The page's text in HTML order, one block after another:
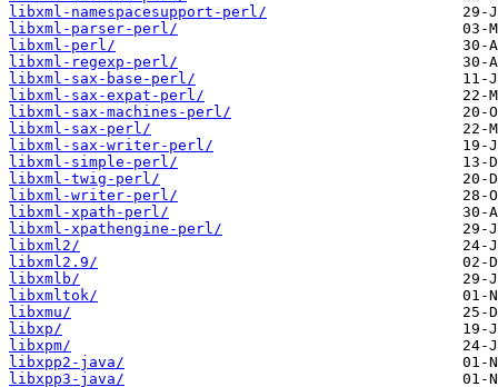
libxml-namespacesupport-perl/
libxml-parser-perl/
libxml-perl/
libxml-regexp-perl/
libxml-sax-base-perl/
libxml-sax-expat-perl/
libxml-sax-machines-perl/
libxml-sax-perl/
libxml-sax-writer-perl/
libxml-simple-perl/
libxml-twig-perl/
libxml-writer-perl/
libxml-xpath-perl/
libxml-xpathengine-perl/
libxml2/
libxml2.9/
libxmlb/
libxmltok/
libxmu/
libxp/
libxpm/
libxpp2-java/
libxpp3-java/